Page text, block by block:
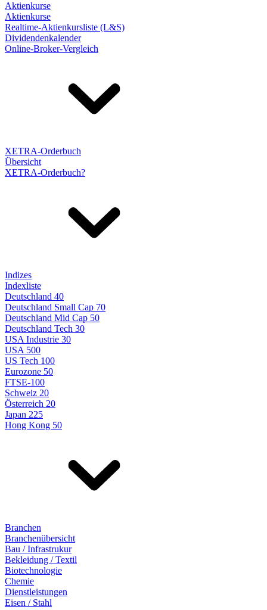
Aktienkurse
Aktienkurse
Realtime-Aktienkursliste (L&S)
Dividendenkalender
Online-Broker-Vergleich
XETRA-Orderbuch
Übersicht
XETRA-Orderbuch?
Indizes
Indexliste
Deutschland 40
Deutschland Small Cap 70
Deutschland Mid Cap 50
Deutschland Tech 30
USA Industrie 30
USA 500
US Tech 100
Eurozone 50
FTSE-100
Schweiz 20
Österreich 20
Japan 225
Hong Kong 50
Branchen
Branchenübersicht
Bau / Infrastrukur
Bekleidung / Textil
Biotechnologie
Chemie
Dienstleistungen
Eisen / Stahl